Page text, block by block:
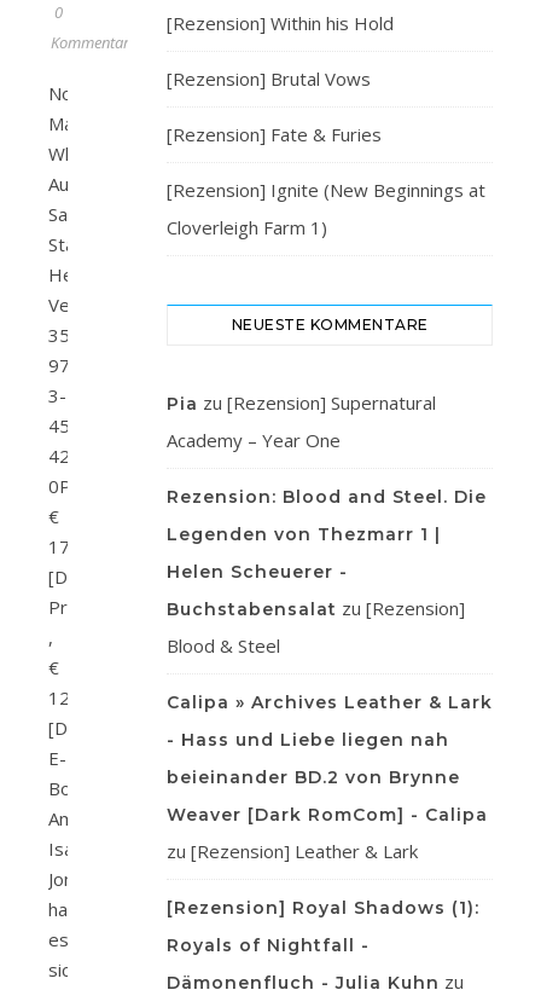
0
Kommentare
No
Matter
Why
Autor/in:
Sarah
StankewitzVerlag:
Heyne
VerlagSeitenanzahl:
352ISBN:
978-
3-
453-
42898-
0Preis:
€
17,00
[D]
Print
,
€
12,99
[D]
E-
Book
Amazon
Isaiah
Jones
hat
es
sich
[Rezension] Within his Hold
[Rezension] Brutal Vows
[Rezension] Fate & Furies
[Rezension] Ignite (New Beginnings at
Cloverleigh Farm 1)
NEUESTE KOMMENTARE
Pia zu [Rezension] Supernatural
Academy – Year One
Rezension: Blood and Steel. Die
Legenden von Thezmarr 1 |
Helen Scheuerer -
Buchstabensalat zu [Rezension]
Blood & Steel
Calipa » Archives Leather & Lark
- Hass und Liebe liegen nah
beieinander BD.2 von Brynne
Weaver [Dark RomCom] - Calipa
zu [Rezension] Leather & Lark
[Rezension] Royal Shadows (1):
Royals of Nightfall -
Dämonenfluch - Julia Kuhn zu